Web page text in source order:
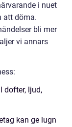
i nuet
att döma.
bli mer
vi annars
dofter, ljud,
kan ge lugn